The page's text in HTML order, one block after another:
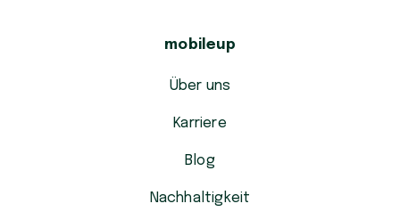
mobileup
Über uns
Karriere
Blog
Nachhaltigkeit